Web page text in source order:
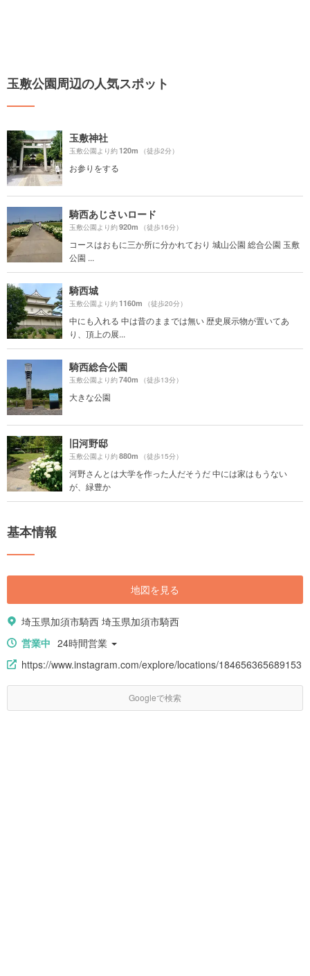
玉敷公園周辺の人気スポット
玉敷神社
玉敷公園より約120m （徒歩2分）
お参りをする
騎西あじさいロード
玉敷公園より約920m （徒歩16分）
コースはおもに三か所に分かれており 城山公園 総合公園 玉敷
公園 ...
騎西城
玉敷公園より約1160m （徒歩20分）
中にも入れる 中は昔のままでは無い 歴史展示物が置いてあ
り、頂上の展...
騎西総合公園
玉敷公園より約740m （徒歩13分）
大きな公園
旧河野邸
玉敷公園より約880m （徒歩15分）
河野さんとは大学を作った人だそうだ 中には家はもうない
が、緑豊か
基本情報
地図を見る
埼玉県加須市騎西 埼玉県加須市騎西
営業中 24時間営業
https://www.instagram.com/explore/locations/184656365689153
Googleで検索